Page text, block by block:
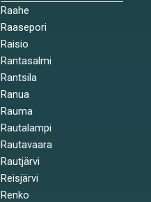
Raahe
Raasepori
Raisio
Rantasalmi
Rantsila
Ranua
Rauma
Rautalampi
Rautavaara
Rautjärvi
Reisjärvi
Renko